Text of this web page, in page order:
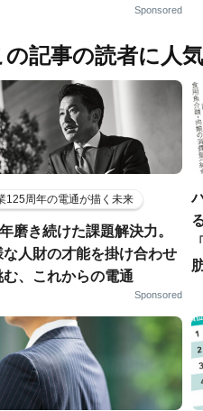
Sponsored
の記事の読者に人
125周年の電通が描く未来
磨き続けた課題解決力。
な人財の才能を掛け合わせ
む、これからの電通
Sponsored